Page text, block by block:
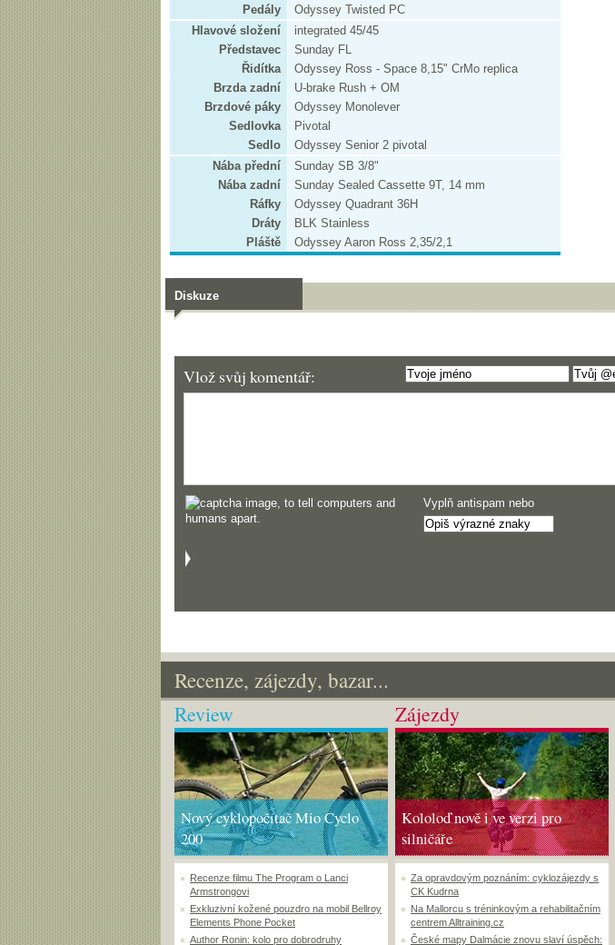
Pedály
Odyssey Twisted PC
Hlavové složení
integrated 45/45
Představec
Sunday FL
Řidítka
Odyssey Ross - Space 8,15" CrMo replica
Brzda zadní
U-brake Rush + OM
Brzdové páky
Odyssey Monolever
Sedlovka
Pivotal
Sedlo
Odyssey Senior 2 pivotal
Nába přední
Sunday SB 3/8"
Nába zadní
Sunday Sealed Cassette 9T, 14 mm
Ráfky
Odyssey Quadrant 36H
Dráty
BLK Stainless
Pláště
Odyssey Aaron Ross 2,35/2,1
Diskuze
Vlož svůj komentář:
Vyplň antispam nebo
Recenze, zájezdy, bazar...
Review
Nový cyklopočítač Mio Cyclo
200
Recenze filmu The Program o Lanci
Armstrongovi
Exkluzivní kožené pouzdro na mobil Bellroy
Elements Phone Pocket
Author Ronin: kolo pro dobrodruhy
Zájezdy
Kololoď nově i ve verzi pro
silničáře
Za opravdovým poznáním: cyklozájezdy s
CK Kudrna
Na Mallorcu s tréninkovým a rehabilitačním
centrem Alltraining.cz
České mapy Dalmácie znovu slaví úspěch: